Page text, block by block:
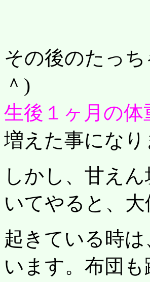
その後のたっ
＾)
生後１ヶ月の
増えた事になり
しかし、甘え
いてやると、
起きている時
います。布団